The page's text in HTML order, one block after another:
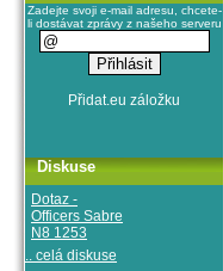
Zadejte svoji e-mail adresu, chcete-
li dostávat zprávy z našeho serveru
Diskuse
Dotaz -
Officers Sabre
N8 1253
.. celá diskuse